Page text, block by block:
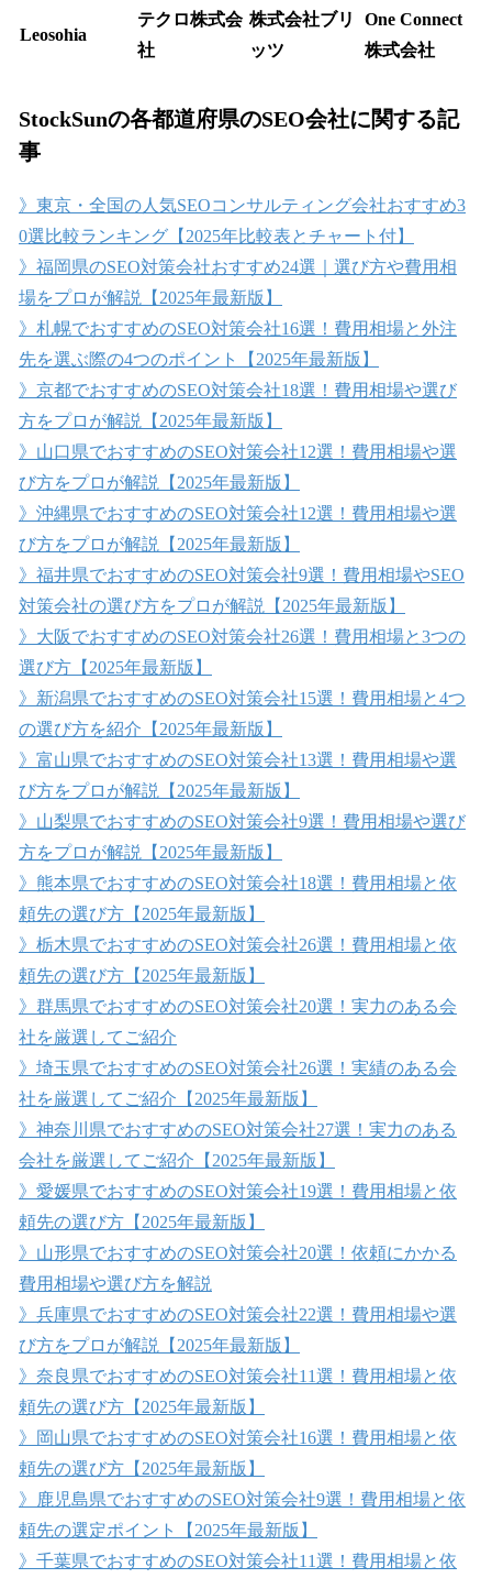
Leosohia
テクロ株式会
社
株式会社ブリ
ッツ
One Connect
株式会社
StockSunの各都道府県のSEO会社に関する記
事
》東京・全国の人気SEOコンサルティング会社おすすめ3
0選比較ランキング【2025年比較表とチャート付】
》福岡県のSEO対策会社おすすめ24選｜選び方や費用相
場をプロが解説【2025年最新版】
》札幌でおすすめのSEO対策会社16選！費用相場と外注
先を選ぶ際の4つのポイント【2025年最新版】
》京都でおすすめのSEO対策会社18選！費用相場や選び
方をプロが解説【2025年最新版】
》山口県でおすすめのSEO対策会社12選！費用相場や選
び方をプロが解説【2025年最新版】
》沖縄県でおすすめのSEO対策会社12選！費用相場や選
び方をプロが解説【2025年最新版】
》福井県でおすすめのSEO対策会社9選！費用相場やSEO
対策会社の選び方をプロが解説【2025年最新版】
》大阪でおすすめのSEO対策会社26選！費用相場と3つの
選び方【2025年最新版】
》新潟県でおすすめのSEO対策会社15選！費用相場と4つ
の選び方を紹介【2025年最新版】
》富山県でおすすめのSEO対策会社13選！費用相場や選
び方をプロが解説【2025年最新版】
》山梨県でおすすめのSEO対策会社9選！費用相場や選び
方をプロが解説【2025年最新版】
》熊本県でおすすめのSEO対策会社18選！費用相場と依
頼先の選び方【2025年最新版】
》栃木県でおすすめのSEO対策会社26選！費用相場と依
頼先の選び方【2025年最新版】
》群馬県でおすすめのSEO対策会社20選！実力のある会
社を厳選してご紹介
》埼玉県でおすすめのSEO対策会社26選！実績のある会
社を厳選してご紹介【2025年最新版】
》神奈川県でおすすめのSEO対策会社27選！実力のある
会社を厳選してご紹介【2025年最新版】
》愛媛県でおすすめのSEO対策会社19選！費用相場と依
頼先の選び方【2025年最新版】
》山形県でおすすめのSEO対策会社20選！依頼にかかる
費用相場や選び方を解説
》兵庫県でおすすめのSEO対策会社22選！費用相場や選
び方をプロが解説【2025年最新版】
》奈良県でおすすめのSEO対策会社11選！費用相場と依
頼先の選び方【2025年最新版】
》岡山県でおすすめのSEO対策会社16選！費用相場と依
頼先の選び方【2025年最新版】
》鹿児島県でおすすめのSEO対策会社9選！費用相場と依
頼先の選定ポイント【2025年最新版】
》千葉県でおすすめのSEO対策会社11選！費用相場と依